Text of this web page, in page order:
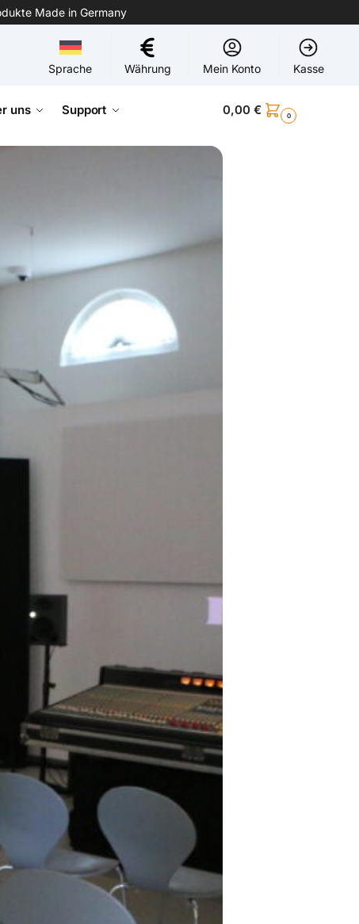
Made in Germany
Sprache Währung Mein Konto Kasse
uns Support 0,00 € 0